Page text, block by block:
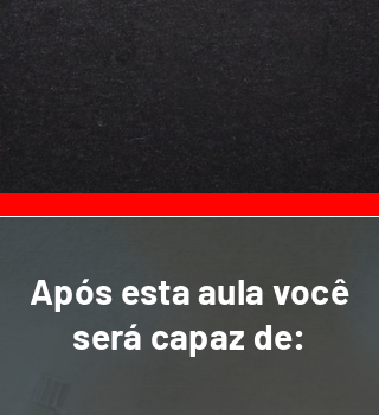
Após esta aula você
será capaz de: